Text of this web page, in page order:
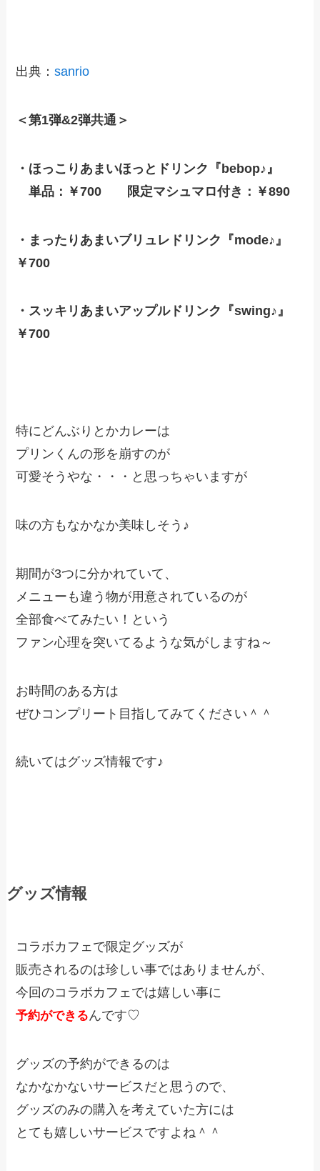
出典：sanrio
＜第1弾&2弾共通＞
・ほっこりあまいほっとドリンク『bebop♪』
単品：￥700 限定マシュマロ付き：￥890
・まったりあまいブリュレドリンク『mode♪』
￥700
・スッキリあまいアップルドリンク『swing♪』
￥700
特にどんぶりとかカレーは
プリンくんの形を崩すのが
可愛そうやな・・・と思っちゃいますが
味の方もなかなか美味しそう♪
期間が3つに分かれていて、
メニューも違う物が用意されているのが
全部食べてみたい！という
ファン心理を突いてるような気がしますね～
お時間のある方は
ぜひコンプリート目指してみてください＾＾
続いてはグッズ情報です♪
グッズ情報
コラボカフェで限定グッズが
販売されるのは珍しい事ではありませんが、
今回のコラボカフェでは嬉しい事に
予約ができるんです♡
グッズの予約ができるのは
なかなかないサービスだと思うので、
グッズのみの購入を考えていた方には
とても嬉しいサービスですよね＾＾